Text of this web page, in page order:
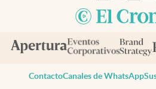
ContactoCanales de WhatsApp